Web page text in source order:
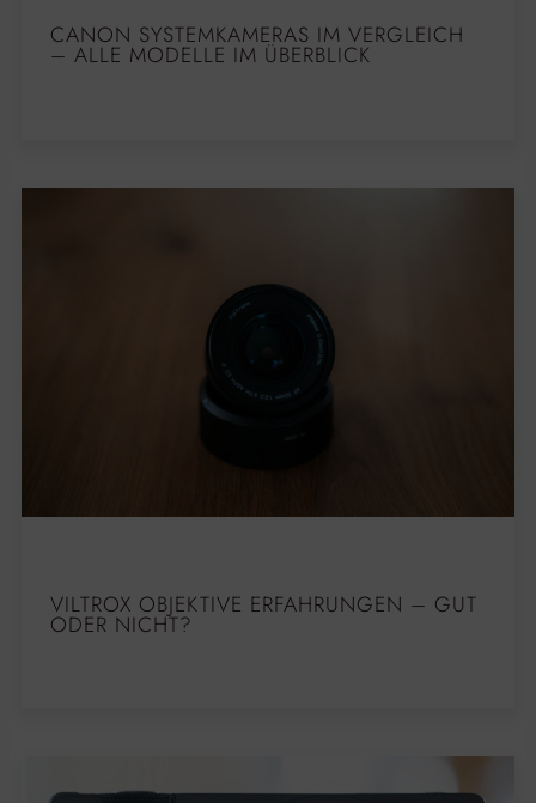
CANON SYSTEMKAMERAS IM VERGLEICH
– ALLE MODELLE IM ÜBERBLICK
VILTROX OBJEKTIVE ERFAHRUNGEN – GUT
ODER NICHT?